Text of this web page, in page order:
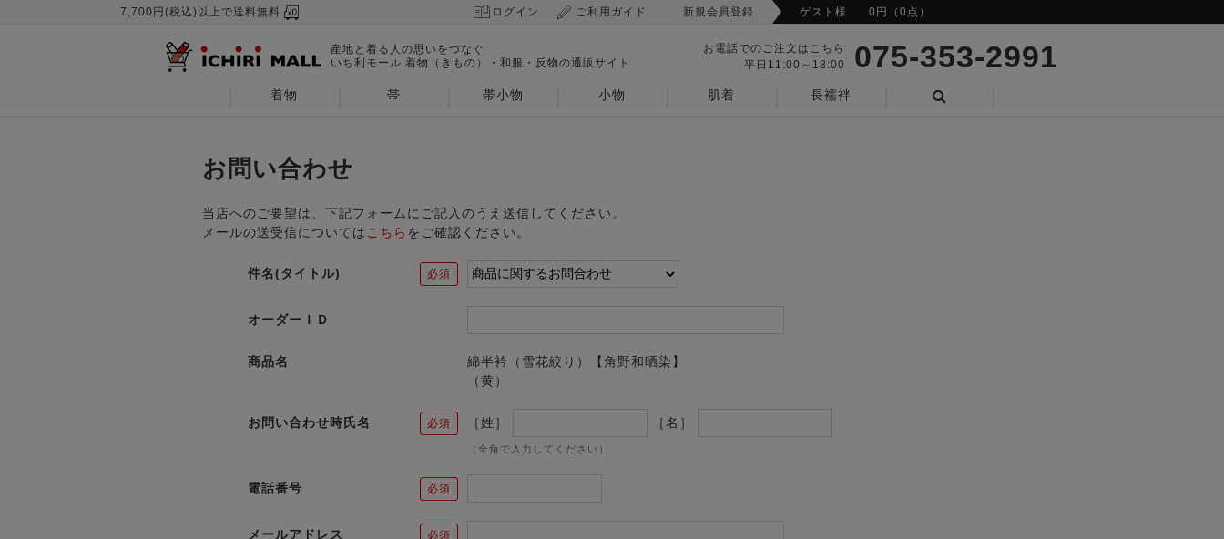
7,700円(税込)以上で送料無料 ログイン ご利用ガイド 新規会員登録 ゲスト様 0円（0点）
産地と着る人の思いをつなぐ
いち利モール 着物（きもの）・和服・反物の通販サイト
お電話でのご注文はこちら
平日11:00～18:00
075-353-2991
着物 帯 帯小物 小物 肌着
長襦袢
お問い合わせ
当店へのご要望は、下記フォームにご記入のうえ送信してください。
メールの送受信については こちら をご確認ください。
件名(タイトル)
オーダーＩＤ
商品名
綿半衿（雪花絞り）【角野和晒染】
（黄）
お問い合わせ時氏名 ［姓］ ［名］
（全角で入力してください）
電話番号
メールアドレス